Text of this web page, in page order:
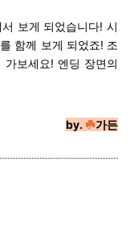
보게 되었습니다! 시
함께 보게 되었죠! 조
가보세요! 엔딩 장면의
by. ☘️가든